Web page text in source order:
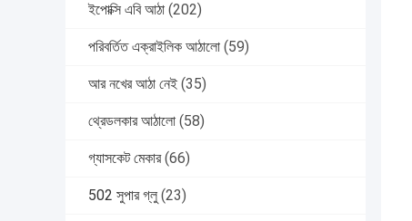
ইপোক্সি এবি আঠা (202)
পরিবর্তিত এক্রাইলিক আঠালো (59)
আর নখের আঠা নেই (35)
থ্রেডলকার আঠালো (58)
গ্যাসকেট মেকার (66)
502 সুপার গ্লু (23)